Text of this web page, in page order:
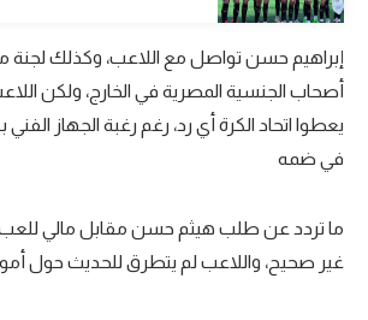
كويز في الجول
فيديو في الجول
إبراهيم حسن تواصل مع اللاعب، وكذلك لجنة
أصحاب الجنسية المصرية في الخارج، ولكن
يعطوا اتحاد الكرة أي رد، رغم رغبة الجهاز
في ضمه
ما تردد عن طلب هيثم حسن مقابل مالي
غير صحيح، واللاعب لم يتطرق للحديث حول